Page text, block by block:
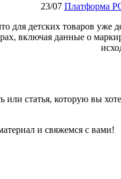
23/07 Платформа
для детских товаров
включая данные о
или статья, которую вы
и свяжемся с вами!